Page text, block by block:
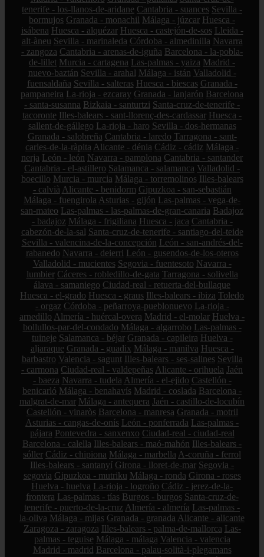
tenerife - los-llanos-de-aridane Cantabria - suances Sevilla -
bormujos Granada - monachil Málaga - júzcar Huesca -
isábena Huesca - alquézar Huesca - castejón-de-sos Lleida -
alt-àneu Sevilla - marinaleda Córdoba - almedinilla Navarra
- zangoza Cantabria - arenas-de-iguña Barcelona - la-pobla-
de-lillet Murcia - cartagena Las-palmas - yaiza Madrid -
nuevo-baztán Sevilla - arahal Málaga - istán Valladolid -
fuensaldaña Sevilla - salteras Huesca - biescas Granada -
pampaneira La-rioja - ezcaray Granada - lanjarón Barcelona
- santa-susanna Bizkaia - santurtzi Santa-cruz-de-tenerife -
tacoronte Illes-balears - sant-llorenç-des-cardassar Huesca -
sallent-de-gállego La-rioja - haro Sevilla - dos-hermanas
Granada - salobreña Cantabria - laredo Tarragona - sant-
carles-de-la-ràpita Alicante - dénia Cádiz - cádiz Málaga -
nerja León - león Navarra - pamplona Cantabria - santander
Cantabria - el-astillero Salamanca - salamanca Valladolid -
boecillo Murcia - murcia Málaga - torremolinos Illes-balears
- calvià Alicante - benidorm Gipuzkoa - san-sebastián
Málaga - fuengirola Asturias - gijón Las-palmas - vega-de-
san-mateo Las-palmas - las-palmas-de-gran-canaria Badajoz
- badajoz Málaga - frigiliana Huesca - jaca Cantabria -
cabezón-de-la-sal Santa-cruz-de-tenerife - santiago-del-teide
Sevilla - valencina-de-la-concepción León - san-andrés-del-
rabanedo Navarra - deierri León - gusendos-de-los-oteros
Valladolid - mucientes Segovia - fuentesoto Navarra -
lumbier Cáceres - robledillo-de-gata Tarragona - solivella
álava - samaniego Ciudad-real - retuerta-del-bullaque
Huesca - el-grado Huesca - graus Illes-balears - ibiza Toledo
- orgaz Córdoba - peñarroya-pueblonuevo La-rioja -
arnedillo Almería - huércal-overa Madrid - el-molar Huelva -
bollullos-par-del-condado Málaga - algarrobo Las-palmas -
tuineje Salamanca - béjar Granada - capileira Huelva -
aljaraque Granada - guadix Málaga - manilva Huesca -
barbastro Valencia - sagunt Illes-balears - ses-salines Sevilla
- carmona Ciudad-real - valdepeñas Alicante - orihuela Jaén
- baeza Navarra - tudela Almería - el-ejido Castellón -
benicarló Málaga - benahavís Madrid - coslada Barcelona -
malgrat-de-mar Málaga - antequera Jaén - castillo-de-locubín
Castellón - vinaròs Barcelona - manresa Granada - motril
Asturias - cangas-de-onís León - ponferrada Las-palmas -
pájara Pontevedra - sanxenxo Ciudad-real - ciudad-real
Barcelona - calella Illes-balears - maó-mahón Illes-balears -
sóller Cádiz - chipiona Málaga - marbella A-coruña - ferrol
Illes-balears - santanyí Girona - lloret-de-mar Segovia -
segovia Gipuzkoa - mutriku Málaga - ronda Girona - roses
Huelva - huelva La-rioja - logroño Cádiz - jerez-de-la-
frontera Las-palmas - tías Burgos - burgos Santa-cruz-de-
tenerife - puerto-de-la-cruz Almería - almería Las-palmas -
la-oliva Málaga - mijas Granada - granada Alicante - alicante
Zaragoza - zaragoza Illes-balears - palma-de-mallorca Las-
palmas - teguise Málaga - málaga Valencia - valencia
Madrid - madrid Barcelona - palau-solità-i-plegamans